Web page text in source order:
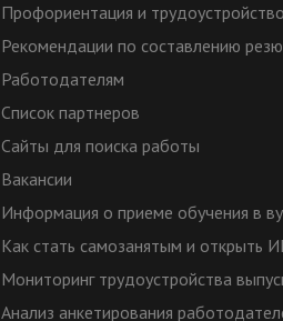
Профориентация и трудоустройство
Рекомендации по составлению
Работодателям
Список партнеров
Сайты для поиска работы
Вакансии
Информация о приеме обучения в
Как стать самозанятым и открыть
Мониторинг трудоустройства
Анализ анкетирования